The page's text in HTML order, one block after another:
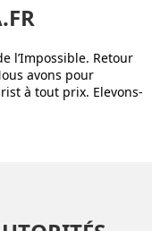
l’Impossible. Retour
avons pour
à tout prix. Elevons-